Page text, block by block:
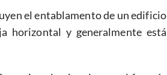
el entablamento de un edificio
horizontal y generalmente está